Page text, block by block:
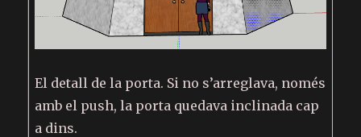
El detall de la porta. Si no s’arreglava, només
amb el push, la porta quedava inclinada cap
a dins.